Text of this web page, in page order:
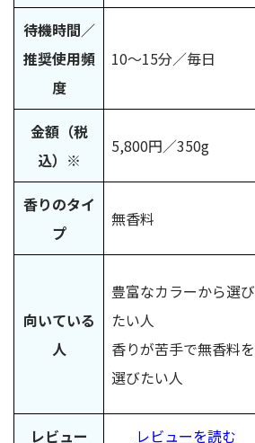
待機時間／
推奨使用頻
度
10～15分／毎日
金額（税
込）※
5,800円／350g
香りのタイ
プ
無香料
向いている
人
豊富なカラーから選び
たい人
香りが苦手で無香料を
選びたい人
レビュー レビューを読む